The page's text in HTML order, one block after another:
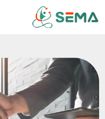
contentمن نحن
البرامج
ساهم